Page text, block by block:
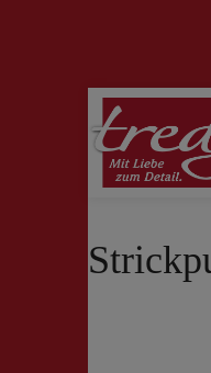
Zur Suche springen Zur